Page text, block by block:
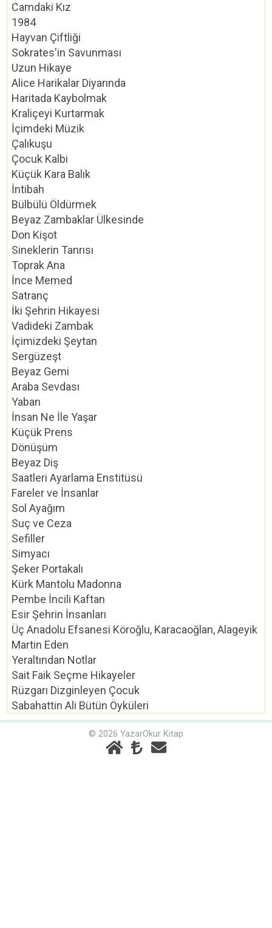
Camdaki Kız
1984
Hayvan Çiftliği
Sokrates'in Savunması
Uzun Hikaye
Alice Harikalar Diyarında
Haritada Kaybolmak
Kraliçeyi Kurtarmak
İçimdeki Müzik
Çalıkuşu
Çocuk Kalbi
Küçük Kara Balık
İntibah
Bülbülü Öldürmek
Beyaz Zambaklar Ülkesinde
Don Kişot
Sineklerin Tanrısı
Toprak Ana
İnce Memed
Satranç
İki Şehrin Hikayesi
Vadideki Zambak
İçimizdeki Şeytan
Sergüzeşt
Beyaz Gemi
Araba Sevdası
Yaban
İnsan Ne İle Yaşar
Küçük Prens
Dönüşüm
Beyaz Diş
Saatleri Ayarlama Enstitüsü
Fareler ve İnsanlar
Sol Ayağım
Suç ve Ceza
Sefiller
Simyacı
Şeker Portakalı
Kürk Mantolu Madonna
Pembe İncili Kaftan
Esir Şehrin İnsanları
Üç Anadolu Efsanesi Köroğlu, Karacaoğlan, Alageyik
Martin Eden
Yeraltından Notlar
Sait Faik Seçme Hikayeler
Rüzgarı Dizginleyen Çocuk
Sabahattin Ali Bütün Öyküleri
© 2026 YazarOkur Kitap